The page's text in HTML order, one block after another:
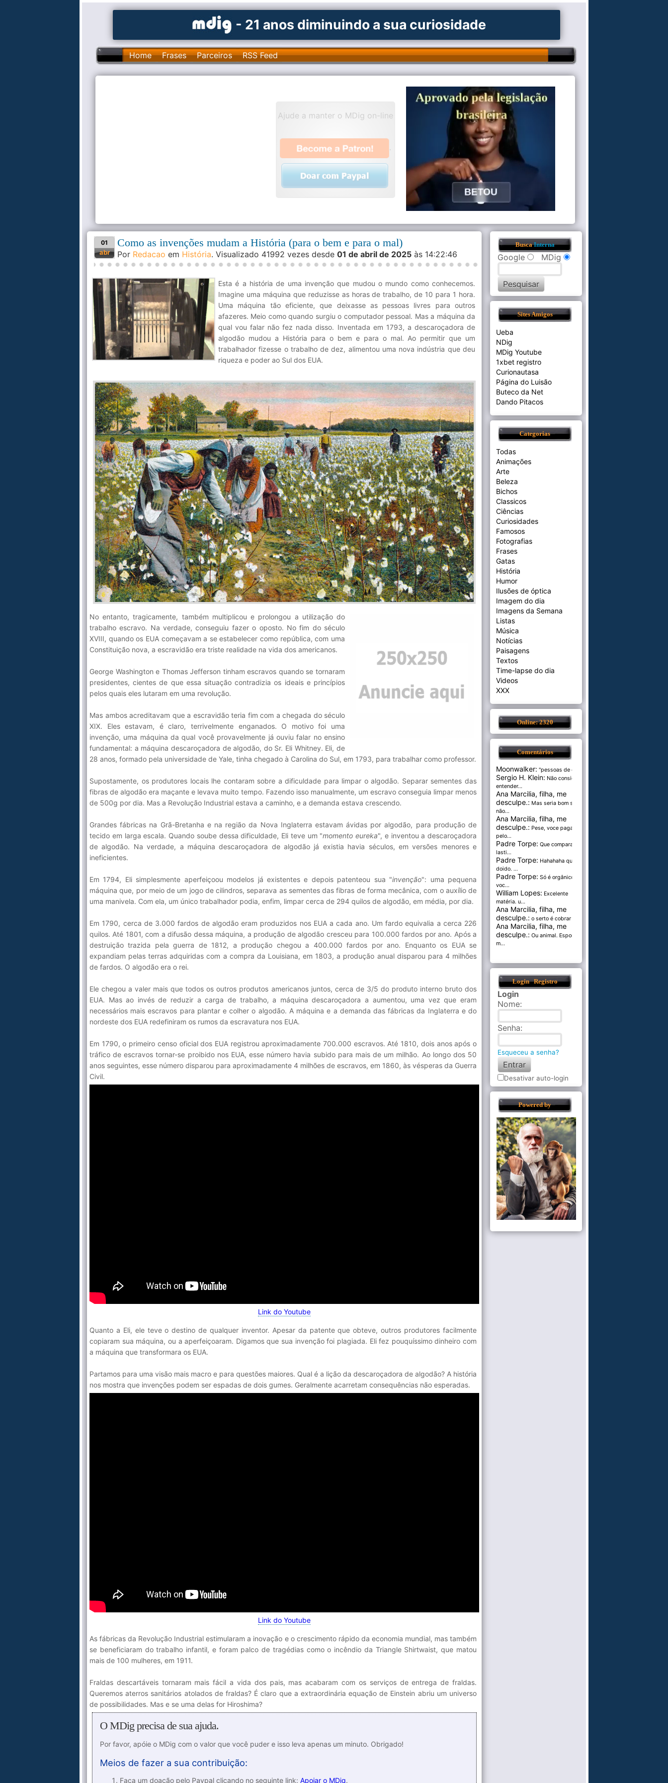
- 21 anos diminuindo a sua curiosidade
Home Frases Parceiros RSS Feed
Ajude a manter o MDig on-line
.
01
abr
Como as invenções mudam a História (para o bem e para o mal)
Por Redacao em História. Visualizado 41992 vezes desde 01 de abril de 2025 às 14:22:46
Esta é a história de uma invenção que mudou o mundo como conhecemos.
Imagine uma máquina que reduzisse as horas de trabalho, de 10 para 1 hora.
Uma máquina tão eficiente, que deixasse as pessoas livres para outros
afazeres. Meio como quando surgiu o computador pessoal. Mas a máquina da
qual vou falar não fez nada disso. Inventada em 1793, a descaroçadora de
algodão mudou a História para o bem e para o mal. Ao permitir que um
trabalhador fizesse o trabalho de dez, alimentou uma nova indústria que deu
riqueza e poder ao Sul dos EUA.
No entanto, tragicamente, também multiplicou e prolongou a utilização do
trabalho escravo. Na verdade, conseguiu fazer o oposto. No fim do século
XVIII, quando os EUA começavam a se estabelecer como república, com uma
Constituição nova, a escravidão era triste realidade na vida dos americanos.
George Washington e Thomas Jefferson tinham escravos quando se tornaram
presidentes, cientes de que essa situação contradizia os ideais e princípios
pelos quais eles lutaram em uma revolução.
Mas ambos acreditavam que a escravidão teria fim com a chegada do século
XIX. Eles estavam, é claro, terrivelmente enganados. O motivo foi uma
invenção, uma máquina da qual você provavelmente já ouviu falar no ensino
fundamental: a máquina descaroçadora de algodão, do Sr. Eli Whitney. Eli, de
28 anos, formado pela universidade de Yale, tinha chegado à Carolina do Sul, em 1793, para trabalhar como professor.
Supostamente, os produtores locais lhe contaram sobre a dificuldade para limpar o algodão. Separar sementes das
fibras de algodão era maçante e levava muito tempo. Fazendo isso manualmente, um escravo conseguia limpar menos
de 500g por dia. Mas a Revolução Industrial estava a caminho, e a demanda estava crescendo.
Grandes fábricas na Grã-Bretanha e na região da Nova Inglaterra estavam ávidas por algodão, para produção de
tecido em larga escala. Quando soube dessa dificuldade, Eli teve um "momento eureka", e inventou a descaroçadora
de algodão. Na verdade, a máquina descaroçadora de algodão já existia havia séculos, em versões menores e
ineficientes.
Em 1794, Eli simplesmente aperfeiçoou modelos já existentes e depois patenteou sua "invenção": uma pequena
máquina que, por meio de um jogo de cilindros, separava as sementes das fibras de forma mecânica, com o auxílio de
uma manivela. Com ela, um único trabalhador podia, enfim, limpar cerca de 294 quilos de algodão, em média, por dia.
Em 1790, cerca de 3.000 fardos de algodão eram produzidos nos EUA a cada ano. Um fardo equivalia a cerca 226
quilos. Até 1801, com a difusão dessa máquina, a produção de algodão cresceu para 100.000 fardos por ano. Após a
destruição trazida pela guerra de 1812, a produção chegou a 400.000 fardos por ano. Enquanto os EUA se
expandiam pelas terras adquiridas com a compra da Louisiana, em 1803, a produção anual disparou para 4 milhões
de fardos. O algodão era o rei.
Ele chegou a valer mais que todos os outros produtos americanos juntos, cerca de 3/5 do produto interno bruto dos
EUA. Mas ao invés de reduzir a carga de trabalho, a máquina descaroçadora a aumentou, uma vez que eram
necessários mais escravos para plantar e colher o algodão. A máquina e a demanda das fábricas da Inglaterra e do
nordeste dos EUA redefiniram os rumos da escravatura nos EUA.
Em 1790, o primeiro censo oficial dos EUA registrou aproximadamente 700.000 escravos. Até 1810, dois anos após o
tráfico de escravos tornar-se proibido nos EUA, esse número havia subido para mais de um milhão. Ao longo dos 50
anos seguintes, esse número disparou para aproximadamente 4 milhões de escravos, em 1860, às vésperas da Guerra
Civil.
Link do Youtube
Quanto a Eli, ele teve o destino de qualquer inventor. Apesar da patente que obteve, outros produtores facilmente
copiaram sua máquina, ou a aperfeiçoaram. Digamos que sua invenção foi plagiada. Eli fez pouquíssimo dinheiro com
a máquina que transformara os EUA.
Partamos para uma visão mais macro e para questões maiores. Qual é a lição da descaroçadora de algodão? A história
nos mostra que invenções podem ser espadas de dois gumes. Geralmente acarretam consequências não esperadas.
Link do Youtube
As fábricas da Revolução Industrial estimularam a inovação e o crescimento rápido da economia mundial, mas também
se beneficiaram do trabalho infantil, e foram palco de tragédias como o incêndio da Triangle Shirtwaist, que matou
mais de 100 mulheres, em 1911.
Fraldas descartáveis tornaram mais fácil a vida dos pais, mas acabaram com os serviços de entrega de fraldas.
Queremos aterros sanitários atolados de fraldas? É claro que a extraordinária equação de Einstein abriu um universo
de possibilidades. Mas e se uma delas for Hiroshima?
O MDig precisa de sua ajuda.
Por favor, apóie o MDig com o valor que você puder e isso leva apenas um minuto. Obrigado!
Meios de fazer a sua contribuição:
Faça um doação pelo Paypal clicando no seguinte link: Apoiar o MDig.
BuscaInterna
Google MDig
Sites Amigos
Ueba
NDig
MDig Youtube
1xbet registro
Curionautasa
Página do Luisão
Buteco da Net
Dando Pitacos
Categorias
Todas
Animações
Arte
Beleza
Bichos
Classicos
Ciências
Curiosidades
Famosos
Fotografias
Frases
Gatas
História
Humor
Ilusões de óptica
Imagem do dia
Imagens da Semana
Listas
Música
Notícias
Paisagens
Textos
Time-lapse do dia
Videos
XXX
Online: 2320
Comentários
Moonwalker: "pessoas de cer...
Sergio H. Klein: Não consigo
entender...
Ana Marcilia, filha, me
desculpe.: Mas seria bom se
não...
Ana Marcilia, filha, me
desculpe.: Pese, voce paga
pelo...
Padre Torpe: Que comparação
lasti...
Padre Torpe: Hahahaha que
doido. ...
Padre Torpe: Só é orgânico se
voc...
William Lopes: Excelente
matéria. u...
Ana Marcilia, filha, me
desculpe.: o serto é cobrar pel...
Ana Marcilia, filha, me
desculpe.: Ou animal. Esponja
m...
Login Registro
Login
Nome:
Senha:
Esqueceu a senha?
Desativar auto-login
Powered by